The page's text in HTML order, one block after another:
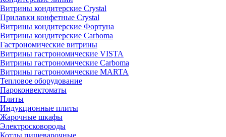
Витрины кондитерские Crystal
Прилавки конфетные Crystal
Витрины кондитерские Фортуна
Витрины кондитерские Carboma
Гастрономические витрины
Витрины гастрономические VISTA
Витрины гастрономические Carboma
Витрины гастрономические MARTA
Тепловое оборудование
Пароконвектоматы
Плиты
Индукционные плиты
Жарочные шкафы
Электросковороды
Котлы пищеварочные